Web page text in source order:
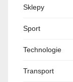
Sklepy
Sport
Technologie
Transport